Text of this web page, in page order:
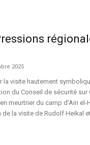
2025
la visite hautement
du Conseil de sécurité sur
meurtrier du camp d’Ain
de la visite de Rudolf Heikal